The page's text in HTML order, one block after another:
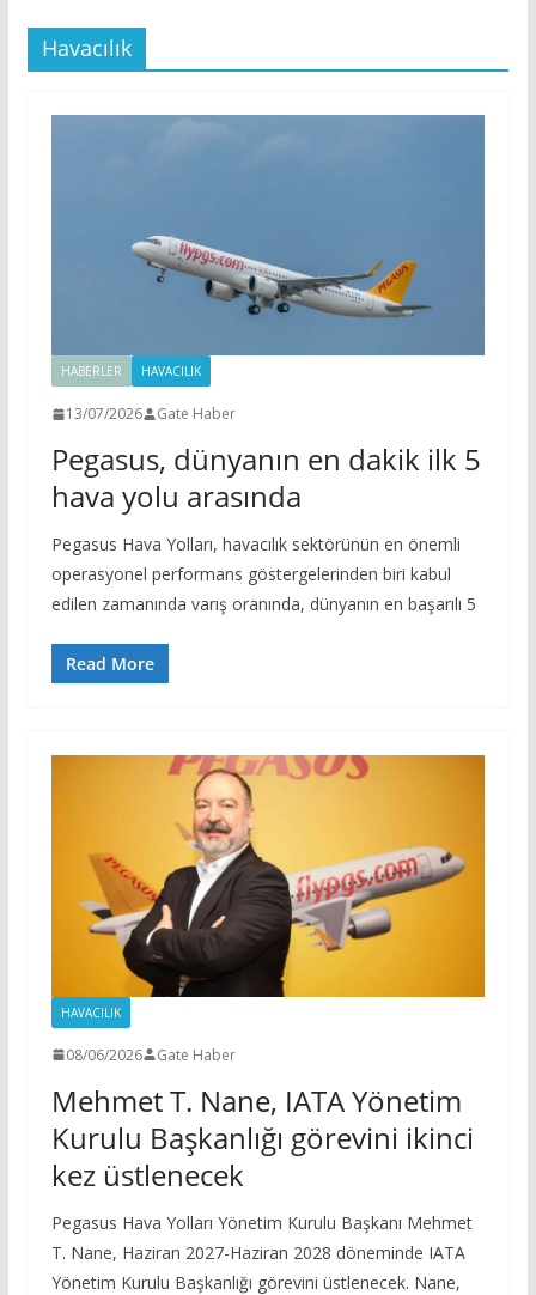
Havacılık
HABERLER HAVACILIK
13/07/2026 Gate Haber
Pegasus, dünyanın en dakik ilk 5
hava yolu arasında
Pegasus Hava Yolları, havacılık sektörünün en önemli
operasyonel performans göstergelerinden biri kabul
edilen zamanında varış oranında, dünyanın en başarılı 5
Read More
HAVACILIK
08/06/2026 Gate Haber
Mehmet T. Nane, IATA Yönetim
Kurulu Başkanlığı görevini ikinci
kez üstlenecek
Pegasus Hava Yolları Yönetim Kurulu Başkanı Mehmet
T. Nane, Haziran 2027-Haziran 2028 döneminde IATA
Yönetim Kurulu Başkanlığı görevini üstlenecek. Nane,